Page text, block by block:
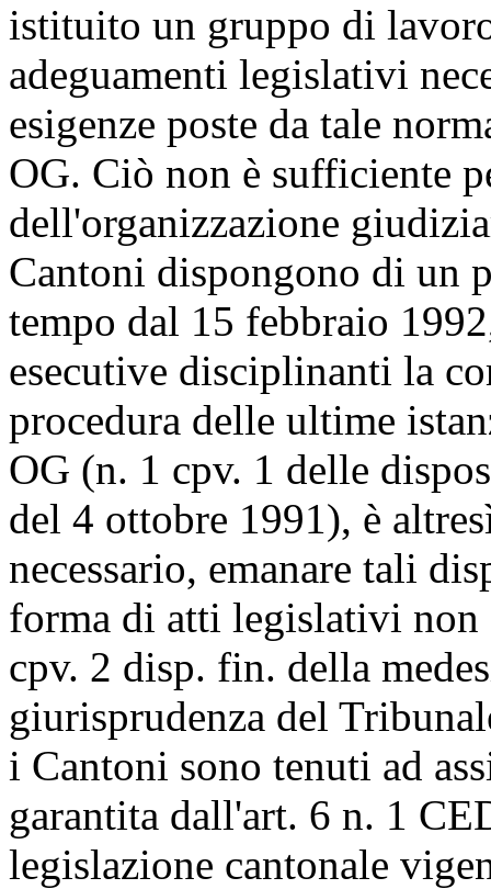
istituito un gruppo di
adeguamenti legislativi
esigenze poste da tale
OG. Ciò non è sufficiente
dell'organizzazione
Cantoni dispongono di un
tempo dal 15 febbraio
esecutive disciplinanti la
procedura delle ultime
OG (n. 1 cpv. 1 delle
del 4 ottobre 1991), è
necessario, emanare tali
forma di atti legislativi non
cpv. 2 disp. fin. della
giurisprudenza del
i Cantoni sono tenuti ad
garantita dall'art. 6 n. 1
legislazione cantonale